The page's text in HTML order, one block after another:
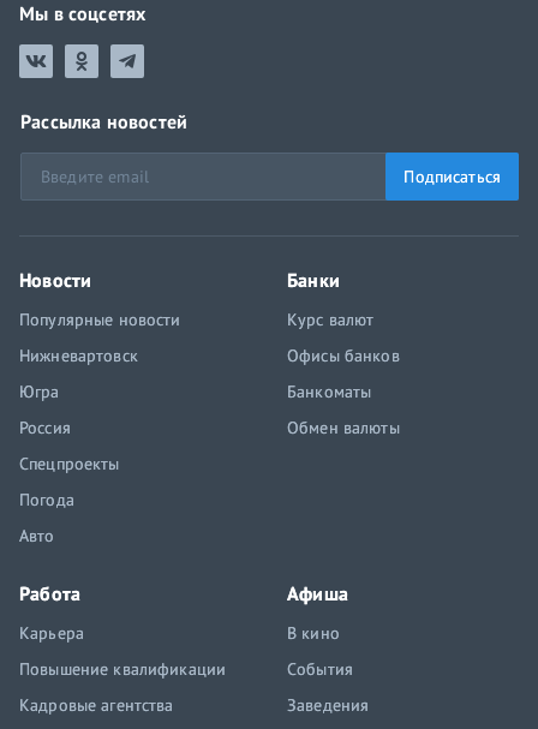
Мы в соцсетях
Рассылка новостей
Подписаться
Новости
Популярные новости
Нижневартовск
Югра
Россия
Спецпроекты
Погода
Авто
Банки
Курс валют
Офисы банков
Банкоматы
Обмен валюты
Работа
Карьера
Повышение квалификации
Кадровые агентства
Афиша
В кино
События
Заведения